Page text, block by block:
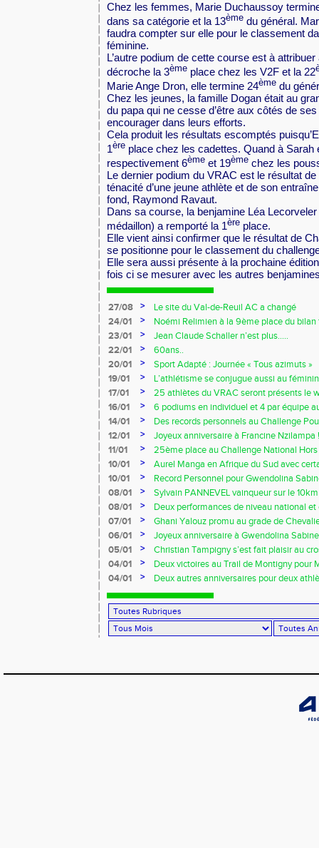
Chez les femmes, Marie Duchaussoy
dans sa catégorie et la 13ème du général.
faudra compter sur elle pour le classement
féminine.
L’autre podium de cette course est à
décroche la 3ème place chez les V2F et la 22
Marie Ange Dron, elle termine 24ème du
Chez les jeunes, la famille Dogan était au
du papa qui ne cesse d’être aux côtés de
encourager dans leurs efforts.
Cela produit les résultats escomptés
1ère place chez les cadettes. Quand à Sarah
respectivement 6ème et 19ème chez les
Le dernier podium du VRAC est le résultat de
ténacité d’une jeune athlète et de son
fond, Raymond Ravaut.
Dans sa course, la benjamine Léa
médaillon) a remporté la 1ère place.
Elle vient ainsi confirmer que le résultat de
se positionne pour le classement du
Elle sera aussi présente à la prochaine
fois ci se mesurer avec les autres
27/08 >
Le site du Val-de-Reuil AC a changé
24/01
>
Noémi Relimien à la 9ème place du
cadette sur 200m !!!
23/01 >
Jean Claude Schaller n’est plus…..
22/01
>
60ans..
20/01
>
Sport Adapté : Journée « Tous azimuts »
19/01
>
L’athlétisme se conjugue aussi au
17/01
>
25 athlètes du VRAC seront présents le
Owens !!!
16/01 >
6 podiums en individuel et 4 par équipe
Ezy
14/01 >
Des records personnels au Challenge
12/01
>
Joyeux anniversaire à Francine Nzilampa
11/01
>
25ème place au Challenge National
10/01
>
Aurel Manga en Afrique du Sud avec
France !!!
10/01 >
Record Personnel pour Gwendolina
Prom’classic
08/01 >
Sylvain PANNEVEL vainqueur sur le
08/01
>
Deux performances de niveau national
début d’indoor 2014 !!!
07/01 >
Ghani Yalouz promu au grade de
06/01
>
Joyeux anniversaire à Gwendolina
05/01
>
Christian Tampigny s’est fait plaisir au
04/01
>
Deux victoires au Trail de Montigny pour
Piau !!!
04/01 >
Deux autres anniversaires pour deux
au VRAC !!!